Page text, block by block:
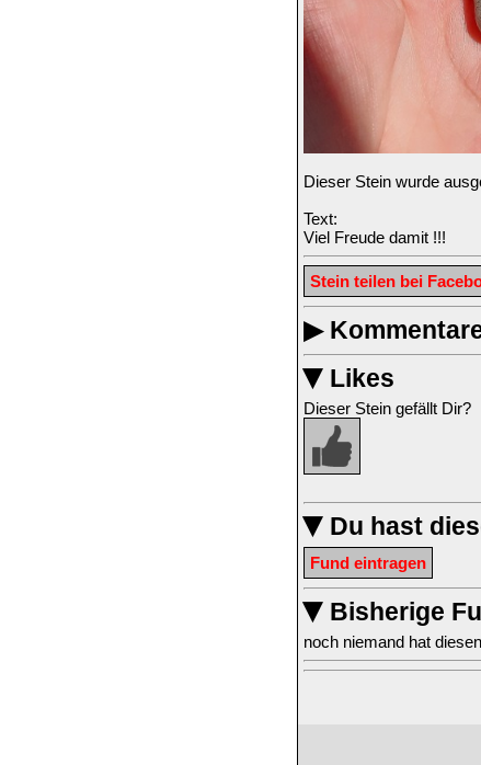
Dieser Stein wurde
Text:
Viel Freude damit !!!
Stein teilen bei
▶
▶ Likes
Dieser Stein gefällt Dir?
▶ Du hast
Fund eintragen
▶ Bisherige
noch niemand hat